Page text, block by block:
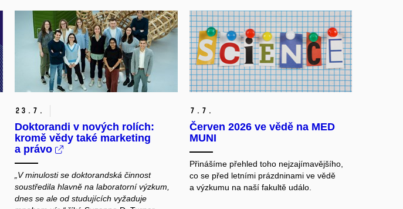
23. 7.
Doktorandi v nových rolích:
kromě vědy také marketing
a právo
„V minulosti se doktorandská činnost
soustředila hlavně na laboratorní výzkum,
dnes se ale od studujících vyžaduje
7. 7.
Červen 2026 ve vědě na MED
MUNI
Přinášíme přehled toho nejzajímavějšího,
co se před letními prázdninami ve vědě
a výzkumu na naší fakultě událo.